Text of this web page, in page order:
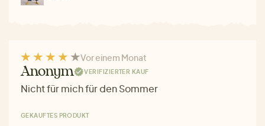
Vor einem Monat
Anonym VERIFIZIERTER KAUF
Nicht für mich für den Sommer
GEKAUFTES PRODUKT